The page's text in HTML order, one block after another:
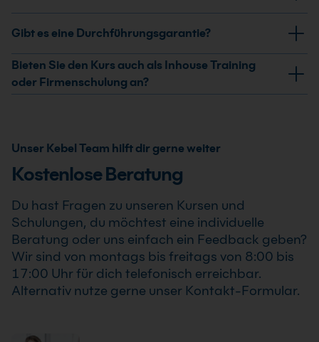
Teams an.
kannst unabhängig von deinem Betriebssystem
teilnehmen und mit deiner gewohnten Adobe-
Photoshop-Arbeitsumgebung arbeiten.
Marketing Kurs erhältst Du ein Teilnahmezertifikat.
Dieses bestätigt Deine erweiterten Kenntnisse im
professionellen Einsatz von Photoshop im Marketing
Kurs .
Gibt es eine Durchführungsgarantie?
Ja, wir garantieren die Durchführung aller von uns
bestätigten Termine. Der Photoshop im Marketing Kurs
findet auch bereits ab einem Teilnehmer statt, sodass
Bieten Sie den Kurs auch als Inhouse Training
oder Firmenschulung an?
durchgeführt werden. Inhalte, Prozesse und
Schwerpunkte passen wir individuell an die
Unser Kebel Team hilft dir gerne weiter
Kostenlose Beratung
Du hast Fragen zu unseren Kursen und
Schulungen, du möchtest eine individuelle
Beratung oder uns einfach ein Feedback geben?
Wir sind von montags bis freitags von 8:00 bis
17:00 Uhr für dich telefonisch erreichbar.
Alternativ nutze gerne unser Kontakt-Formular.